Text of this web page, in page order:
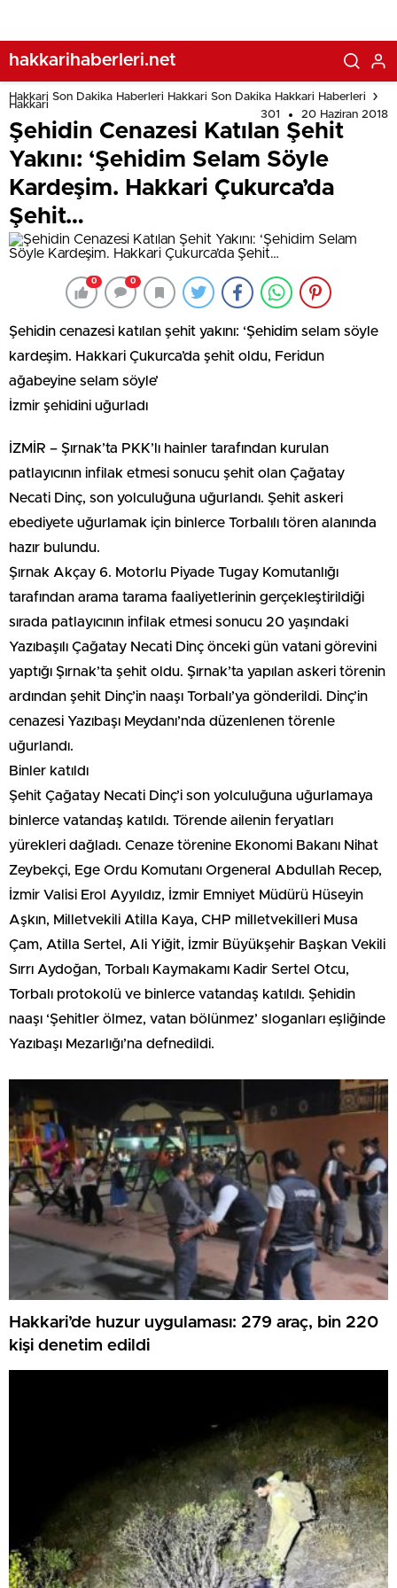
hakkarihaberleri.net
Hakkari Son Dakika Haberleri Hakkari Son Dakika Hakkari Haberleri
Hakkari
301
20 Haziran 2018
Şehidin Cenazesi Katılan Şehit
Yakını: ‘Şehidim Selam Söyle
Kardeşim. Hakkari Çukurca’da
Şehit…
0 0
Şehidin cenazesi katılan şehit yakını: ‘Şehidim selam söyle
kardeşim. Hakkari Çukurca’da şehit oldu, Feridun
ağabeyine selam söyle’
İzmir şehidini uğurladı
İZMİR – Şırnak’ta PKK’lı hainler tarafından kurulan
patlayıcının infilak etmesi sonucu şehit olan Çağatay
Necati Dinç, son yolculuğuna uğurlandı. Şehit askeri
ebediyete uğurlamak için binlerce Torbalılı tören alanında
hazır bulundu.
Şırnak Akçay 6. Motorlu Piyade Tugay Komutanlığı
tarafından arama tarama faaliyetlerinin gerçekleştirildiği
sırada patlayıcının infilak etmesi sonucu 20 yaşındaki
Yazıbaşılı Çağatay Necati Dinç önceki gün vatani görevini
yaptığı Şırnak’ta şehit oldu. Şırnak’ta yapılan askeri törenin
ardından şehit Dinç’in naaşı Torbalı’ya gönderildi. Dinç’in
cenazesi Yazıbaşı Meydanı’nda düzenlenen törenle
uğurlandı.
Binler katıldı
Şehit Çağatay Necati Dinç’i son yolculuğuna uğurlamaya
binlerce vatandaş katıldı. Törende ailenin feryatları
yürekleri dağladı. Cenaze törenine Ekonomi Bakanı Nihat
Zeybekçi, Ege Ordu Komutanı Orgeneral Abdullah Recep,
İzmir Valisi Erol Ayyıldız, İzmir Emniyet Müdürü Hüseyin
Aşkın, Milletvekili Atilla Kaya, CHP milletvekilleri Musa
Çam, Atilla Sertel, Ali Yiğit, İzmir Büyükşehir Başkan Vekili
Sırrı Aydoğan, Torbalı Kaymakamı Kadir Sertel Otcu,
Torbalı protokolü ve binlerce vatandaş katıldı. Şehidin
naaşı ‘Şehitler ölmez, vatan bölünmez’ sloganları eşliğinde
Yazıbaşı Mezarlığı’na defnedildi.
Hakkari’de huzur uygulaması: 279 araç, bin 220
kişi denetim edildi